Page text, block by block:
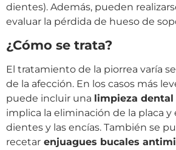
dientes). Además, pueden
evaluar la pérdida de hueso de
¿Cómo se trata?
El tratamiento de la piorrea varía
de la afección. En los casos más
puede incluir una limpieza dental
implica la eliminación de la placa y
dientes y las encías. También se
recetar enjuagues bucales